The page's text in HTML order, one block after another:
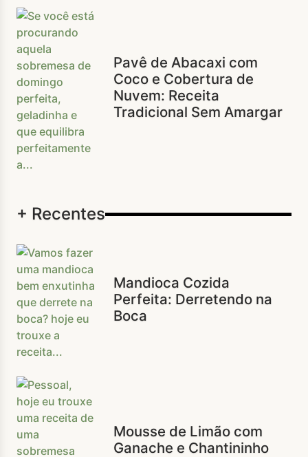
Pavê de Abacaxi com
Coco e Cobertura de
Nuvem: Receita
Tradicional Sem Amargar
+ Recentes
Mandioca Cozida
Perfeita: Derretendo na
Boca
Mousse de Limão com
Ganache e Chantininho